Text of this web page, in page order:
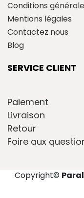
Conditions
Mentions légales
Contactez nous
Blog
SERVICE CLIENT
Paiement
Livraison
Retour
Foire aux
Copyright©